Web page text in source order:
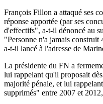
François Fillon a attaqué ses
réponse apportée (par ses
d'effectifs", a-t-il dénoncé au
"Personne n'a jamais construit
a-t-il lancé à l'adresse de
La présidente du FN a
lui rappelant qu'il proposait
majorité pénale, et lui
supprimés" entre 2007 et